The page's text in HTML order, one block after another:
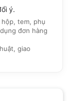
ý.
tem, phụ
đơn hàng
giao